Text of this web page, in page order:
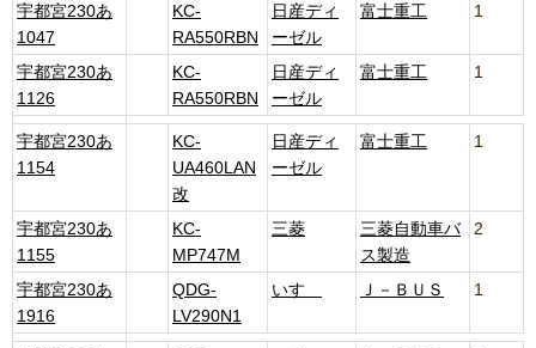
宇都宮230あ
1047
KC-
RA550RBN
日産ディ
ーゼル
富士重工 1
宇都宮230あ
1126
KC-
RA550RBN
日産ディ
ーゼル
富士重工 1
宇都宮230あ
1154
KC-
UA460LAN
改
日産ディ
ーゼル
富士重工 1
宇都宮230あ
1155
KC-
MP747M
三菱
三菱自動車バ
ス製造
2
宇都宮230あ
1916
QDG-
LV290N1
いすゞ Ｊ－ＢＵＳ 1